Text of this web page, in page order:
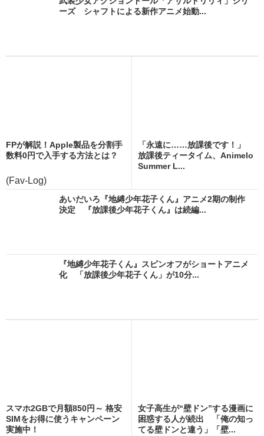
ーズ シャフトによる新作アニメ始動...
FPが解説！Apple製品を分割手
数料0円で入手する方法とは？
(Fav-Log)
「永遠に……放課後です！」
放課後ティータイム、Animelo
Summer L...
あいだいろ『地縛少年花子くん』アニメ2期の制作
決定 『放課後少年花子くん』は続編...
『地縛少年花子くん』スピンオフがショートアニメ
化 「放課後少年花子くん」が10分...
スマホ2GBで月額850円～ 格安
SIMをお得に使うキャンペーン
実施中！
女子高生が“壁ドン”する漫画に
困惑する人が続出 「俺の知っ
てる壁ドンと違う」「壁...